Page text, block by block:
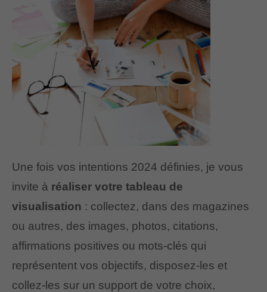
Une fois vos intentions 2024 définies, je vous
invite à réaliser votre tableau de
visualisation : collectez, dans des magazines
ou autres, des images, photos, citations,
affirmations positives ou mots-clés qui
représentent vos objectifs, disposez-les et
collez-les sur un support de votre choix,